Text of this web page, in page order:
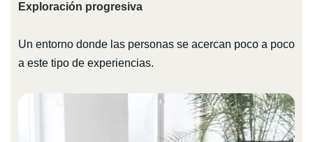
Exploración progresiva
Un entorno donde las personas se acercan poco a poco
a este tipo de experiencias.